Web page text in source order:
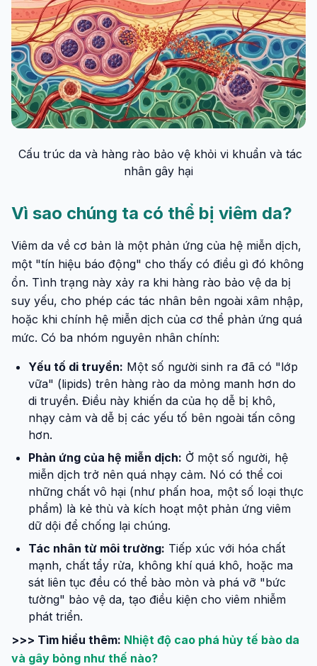
Cấu trúc da và hàng rào bảo vệ khỏi vi khuẩn và tác
nhân gây hại
Vì sao chúng ta có thể bị viêm da?
Viêm da về cơ bản là một phản ứng của hệ miễn dịch,
một "tín hiệu báo động" cho thấy có điều gì đó không
ổn. Tình trạng này xảy ra khi hàng rào bảo vệ da bị
suy yếu, cho phép các tác nhân bên ngoài xâm nhập,
hoặc khi chính hệ miễn dịch của cơ thể phản ứng quá
mức. Có ba nhóm nguyên nhân chính:
Yếu tố di truyền: Một số người sinh ra đã có "lớp
vữa" (lipids) trên hàng rào da mỏng manh hơn do
di truyền. Điều này khiến da của họ dễ bị khô,
nhạy cảm và dễ bị các yếu tố bên ngoài tấn công
hơn.
Phản ứng của hệ miễn dịch: Ở một số người, hệ
miễn dịch trở nên quá nhạy cảm. Nó có thể coi
những chất vô hại (như phấn hoa, một số loại thực
phẩm) là kẻ thù và kích hoạt một phản ứng viêm
dữ dội để chống lại chúng.
Tác nhân từ môi trường: Tiếp xúc với hóa chất
mạnh, chất tẩy rửa, không khí quá khô, hoặc ma
sát liên tục đều có thể bào mòn và phá vỡ "bức
tường" bảo vệ da, tạo điều kiện cho viêm nhiễm
phát triển.
>>> Tìm hiểu thêm: Nhiệt độ cao phá hủy tế bào da
và gây bỏng như thế nào?